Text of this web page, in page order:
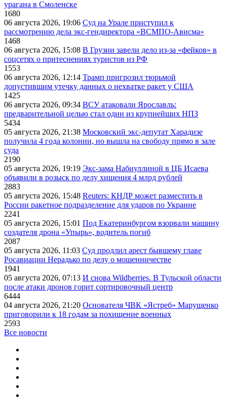
урагана в Смоленске
1680
06 августа 2026, 19:06 Суд на Урале приступил к
рассмотрению дела экс-гендиректора «ВСМПО-Ависма»
1468
06 августа 2026, 15:08 В Грузии завели дело из-за «фейков» в
соцсетях о притеснениях туристов из РФ
1553
06 августа 2026, 12:14 Трамп пригрозил тюрьмой
допустившим утечку данных о нехватке ракет у США
1425
06 августа 2026, 09:34 ВСУ атаковали Ярославль:
предварительной целью стал один из крупнейших НПЗ
5434
05 августа 2026, 21:38 Московский экс-депутат Харадизе
получила 4 года колонии, но вышла на свободу прямо в зале
суда
2190
05 августа 2026, 19:19 Экс-зама Набиуллиной в ЦБ Исаева
объявили в розыск по делу хищения 4 млрд рублей
2883
05 августа 2026, 15:48 Reuters: КНДР может разместить в
России ракетное подразделение для ударов по Украине
2241
05 августа 2026, 15:01 Под Екатеринбургом взорвали машину
создателя дрона «Упырь», водитель погиб
2087
05 августа 2026, 11:03 Суд продлил арест бывшему главе
Росавиации Нерадько по делу о мошенничестве
1941
05 августа 2026, 07:13 И снова Wildberries. В Тульской области
после атаки дронов горит сортировочный центр
6444
04 августа 2026, 21:20 Основателя ЧВК «Ястреб» Марущенко
приговорили к 18 годам за похищение военных
2593
Все новости